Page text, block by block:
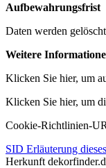
Aufbewahrungsfrist
Daten werden
Weitere
Klicken Sie hier, um
Klicken Sie hier, um
Cookie-Richtlinien-
SID Erläuterung
Herkunft